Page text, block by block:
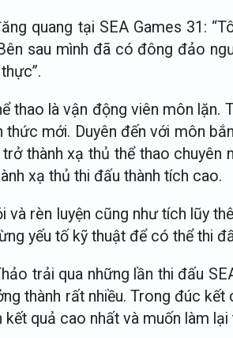
quang tại SEA Games 31:
sau mình đã có đông đảo
thao là vận động viên môn
thức mới. Duyên đến với môn
thành xạ thủ thể thao
xạ thủ thi đấu thành tích cao.
và rèn luyện cũng như tích lũy
yếu tố kỹ thuật để có thể thi
trải qua những lần thi đấu
thành rất nhiều. Trong đúc
kết quả cao nhất và muốn làm